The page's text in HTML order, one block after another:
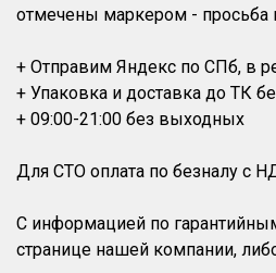
отмечены маркером - просьба
+ Отправим Яндекс по СПб, в
+ Упаковка и доставка до ТК
+ 09:00-21:00 без выходных
Для СТО оплата по безналу с
С информацией по
странице нашей компании,